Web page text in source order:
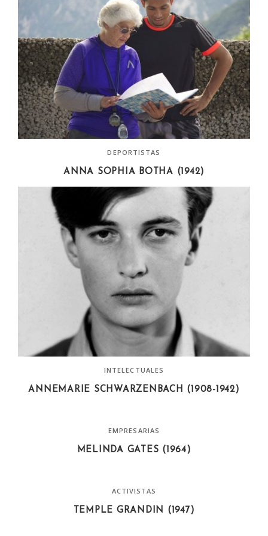
DEPORTISTAS
ANNA SOPHIA BOTHA (1942)
INTELECTUALES
ANNEMARIE SCHWARZENBACH (1908-1942)
EMPRESARIAS
MELINDA GATES (1964)
ACTIVISTAS
TEMPLE GRANDIN (1947)